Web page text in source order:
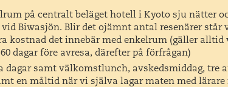
på centralt beläget hotell i Kyoto sju nätter
Biwasjön. Blir det ojämnt antal resenärer står
kostnad det innebär med enkelrum (gäller alltid
dagar före avresa, därefter på förfrågan)
dagar samt välkomstlunch, avskedsmiddag, tre
en måltid när vi själva lagar maten med lärare